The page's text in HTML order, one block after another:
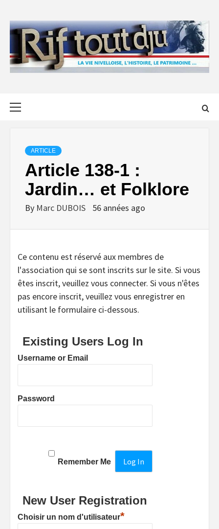
content
ARTICLE
Article 138-1 :
Jardin… et Folklore
By Marc DUBOIS 56 années ago
Ce contenu est réservé aux membres de
l'association qui se sont inscrits sur le site. Si vous
êtes inscrit, veuillez vous connecter. Si vous n'êtes
pas encore inscrit, veuillez vous enregistrer en
utilisant le formulaire ci-dessous.
Existing Users Log In
Username or Email
Password
Remember Me
New User Registration
Choisir un nom d'utilisateur*